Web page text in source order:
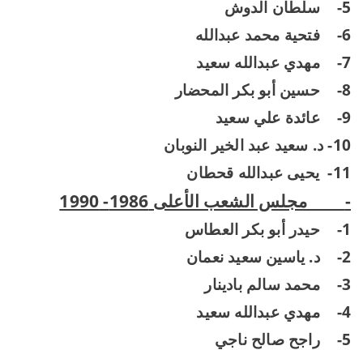
5-
سلطان الدوش
6-
فتحية محمد عبدالله
7-
مهدي عبدالله سعيد
8-
حسين أبو بكر المحضار
9-
عائدة علي سعيد
10- د. سعيد عبد الخير النوبان
11-
يحيى عبدالله قحطان
- مجلس الشعب الأعلى 1986- 1990
1-
حيدر أبو بكر العطاس
2-
د. ياسين سعيد نعمان
3-
محمد سالم بادينار
4-
مهدي عبدالله سعيد
5-
راجح صالح ناجي